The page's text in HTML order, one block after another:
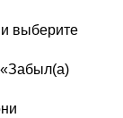
выберите